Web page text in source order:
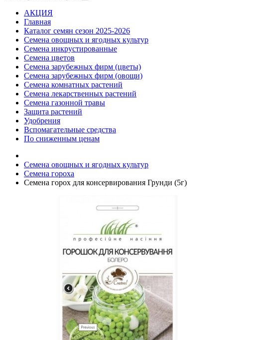
АКЦИЯ
Главная
Каталог семян сезон 2025-2026
Семена овощных и ягодных культур
Семена инкрустированные
Семена цветов
Семена зарубежных фирм (цветы)
Семена зарубежных фирм (овощи)
Семена комнатных растений
Семена лекарственных растений
Семена газонной травы
Защита растений
Удобрения
Вспомагательные средства
По сниженным ценам
Семена овощных и ягодных культур
Семена гороха
Семена горох для консервирования Грунди (5г)